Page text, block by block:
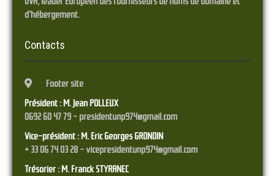
d'hébergement.
Contacts
Footer site
Président : M. Jean POLLEUX
0692 60 47 79 - presidentunp974@gmail.com
Vice-président : M. Eric Georges GRONDIN
+ 33 06 74 03 28 - vicepresidentunp974@gmail.com
Trésorier : M. Franck STYRANEC